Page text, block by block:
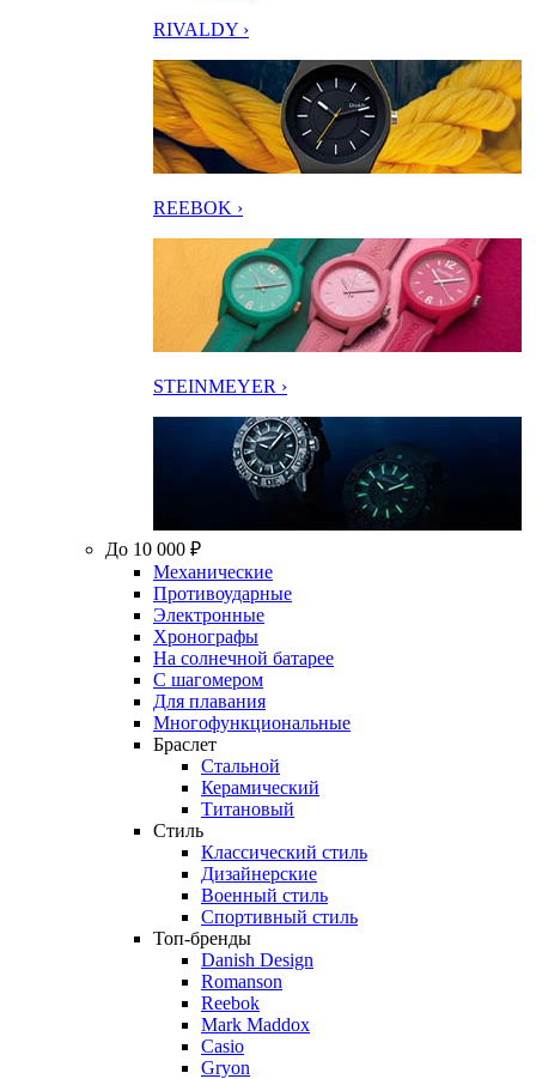
RIVALDY ›
REEBOK ›
STEINMEYER ›
До 10 000 ₽
Механические
Противоударные
Электронные
Хронографы
На солнечной батарее
С шагомером
Для плавания
Многофункциональные
Браслет
Стальной
Керамический
Титановый
Стиль
Классический стиль
Дизайнерские
Военный стиль
Спортивный стиль
Топ-бренды
Danish Design
Romanson
Reebok
Mark Maddox
Casio
Gryon